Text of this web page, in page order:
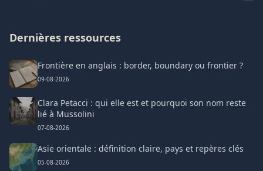
Dernières ressources
Frontière en anglais : border, boundary ou frontier ?
09-08-2026
Clara Petacci : qui elle est et pourquoi son nom reste
lié à Mussolini
07-08-2026
Asie orientale : définition claire, pays et repères clés
05-08-2026